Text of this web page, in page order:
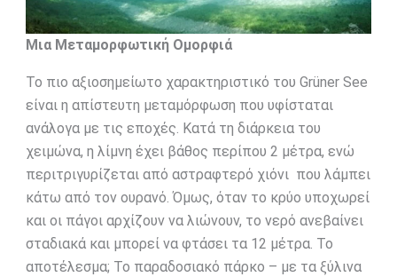
Μια Μεταμορφωτική Ομορφιά
Το πιο αξιοσημείωτο χαρακτηριστικό του Grüner See
είναι η απίστευτη μεταμόρφωση που υφίσταται
ανάλογα με τις εποχές. Κατά τη διάρκεια του
χειμώνα, η λίμνη έχει βάθος περίπου 2 μέτρα, ενώ
περιτριγυρίζεται από αστραφτερό χιόνι που λάμπει
κάτω από τον ουρανό. Όμως, όταν το κρύο υποχωρεί
και οι πάγοι αρχίζουν να λιώνουν, το νερό ανεβαίνει
σταδιακά και μπορεί να φτάσει τα 12 μέτρα. Το
αποτέλεσμα; Το παραδοσιακό πάρκο – με τα ξύλινα